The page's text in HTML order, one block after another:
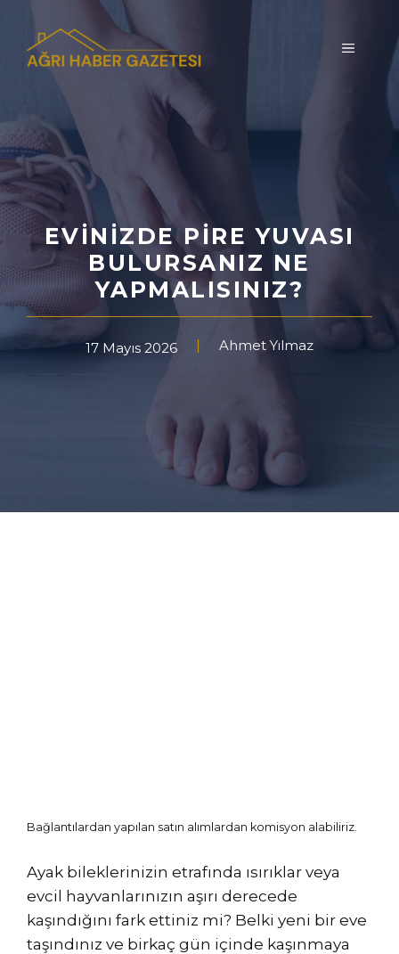
MENÜ
EVINIZDE PIRE YUVASI
BULURSANIZ NE
YAPMALISINIZ?
17 Mayıs 2026 Ahmet Yılmaz
Bağlantılardan yapılan satın alımlardan komisyon alabiliriz.
Ayak bileklerinizin etrafında ısırıklar veya
evcil hayvanlarınızın aşırı derecede
kaşındığını fark ettiniz mi? Belki yeni bir eve
taşındınız ve birkaç gün içinde kaşınmaya